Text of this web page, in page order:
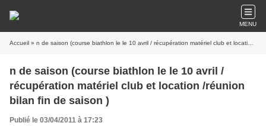
MENU
Accueil » n de saison (course biathlon le le 10 avril / récupération matériel club et location /réunion bilan fin de saison )
n de saison (course biathlon le le 10 avril /
récupération matériel club et location /réunion
bilan fin de saison )
Publié le 03/04/2011 à 17:23